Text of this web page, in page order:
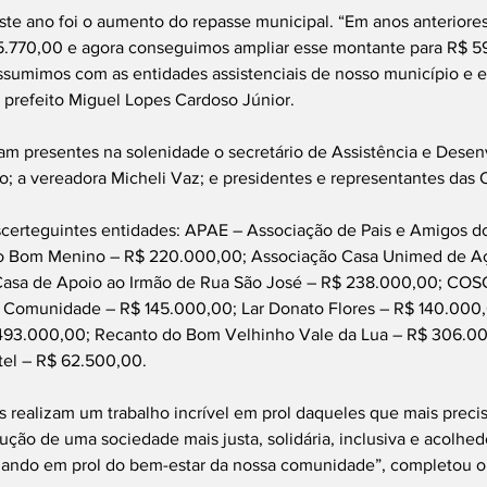
ano foi o aumento do repasse municipal. “Em anos
e agora conseguimos ampliar esse montante para R$
com as entidades assistenciais de nosso município e
Miguel Lopes Cardoso Júnior.
presentes na solenidade o secretário de Assistência e
a vereadora Micheli Vaz; e presidentes e representantes das
entidades: APAE – Associação de Pais e Amigos
Bom Menino – R$ 220.000,00; Associação Casa Unimed de
de Apoio ao Irmão de Rua São José – R$ 238.000,00;
– R$ 145.000,00; Lar Donato Flores – R$
Recanto do Bom Velhinho Vale da Lua – R$
– R$ 62.500,00.
realizam um trabalho incrível em prol daqueles que mais
de uma sociedade mais justa, solidária, inclusiva e
em prol do bem-estar da nossa comunidade”, completou